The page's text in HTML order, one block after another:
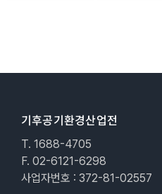
기후공기환경산업전
T. 1688-4705
F. 02-6121-6298
사업자번호 : 372-81-02557